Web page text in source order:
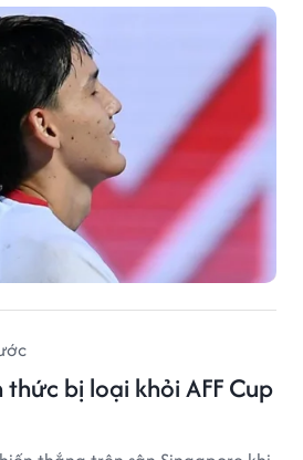
bị loại khỏi AFF Cup